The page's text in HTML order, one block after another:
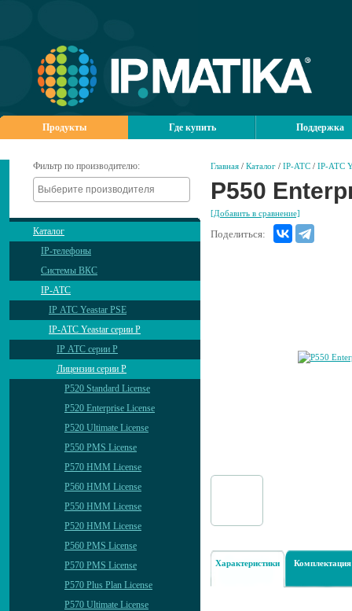
Продукты Где купить Поддержка
Фильтр по производителю:
Каталог
IP-телефоны
Системы ВКС
IP-АТС
IP АТС Yeastar PSE
IP-АТС Yeastar серии P
IP АТС серии P
Лицензии серии P
P520 Standard License
P520 Enterprise License
P520 Ultimate License
P550 PMS License
P570 HMM License
P560 HMM License
P550 HMM License
P520 HMM License
P560 PMS License
P570 PMS License
P570 Plus Plan License
P570 Ultimate License
Главная / Каталог / IP-АТС / IP-АТС
P550
[Добавить в сравнение]
Поделиться:
Характеристики Комплектация